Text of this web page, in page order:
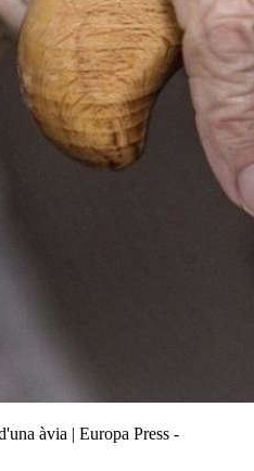
àvia | Europa Press -